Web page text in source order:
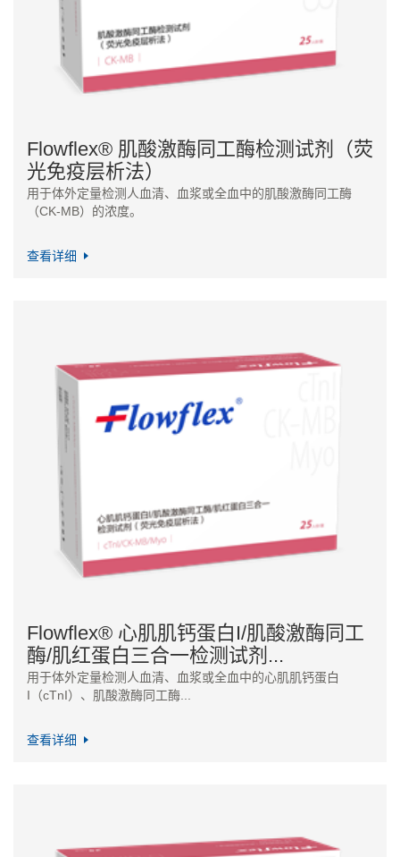
Flowflex® 肌酸激酶同工酶检测试剂（荧
光免疫层析法）
用于体外定量检测人血清、血浆或全血中的肌酸激酶同工酶
（CK-MB）的浓度。
查看详细
Flowflex® 心肌肌钙蛋白I/肌酸激酶同工
酶/肌红蛋白三合一检测试剂...
用于体外定量检测人血清、血浆或全血中的心肌肌钙蛋白
I（cTnI）、肌酸激酶同工酶...
查看详细